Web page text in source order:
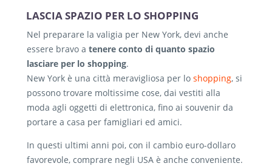
LASCIA SPAZIO PER LO SHOPPING
Nel preparare la valigia per New York, devi anche
essere bravo a tenere conto di quanto spazio
lasciare per lo shopping.
New York è una città meravigliosa per lo shopping, si
possono trovare moltissime cose, dai vestiti alla
moda agli oggetti di elettronica, fino ai souvenir da
portare a casa per famigliari ed amici.
In questi ultimi anni poi, con il cambio euro-dollaro
favorevole, comprare negli USA è anche conveniente.